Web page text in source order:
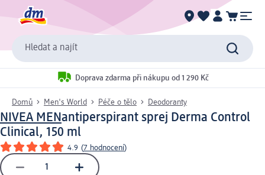
Hledat a najít
Doprava zdarma při nákupu od 1 290 Kč
Domů Men's World Péče o tělo Deodoranty
NIVEA MENantiperspirant sprej Derma Control
Clinical, 150 ml
4.9 (7 hodnocení)